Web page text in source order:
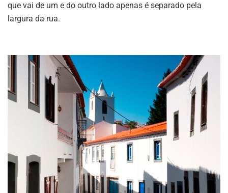
que vai de um e do outro lado apenas é separado pela
largura da rua.